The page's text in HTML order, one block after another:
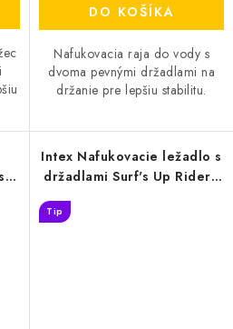
DO KOŠÍKA
Nafukovacia raja do vody s
dvoma pevnými držadlami na
držanie pre lepšiu stabilitu.
Intex Nafukovacie ležadlo s
držadlami Surf's Up Rider -
Tip